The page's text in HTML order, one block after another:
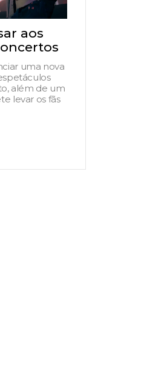
aos
uma nova
além de um
levar os fãs